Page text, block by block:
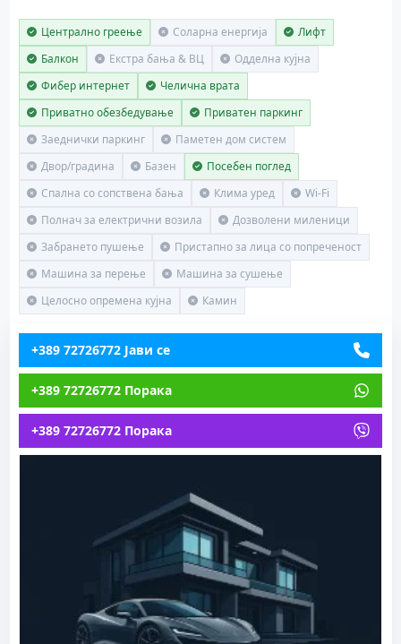
Централно греење Соларна енергија
Лифт
Балкон
Екстра бања & ВЦ
Одделна кујна
Фибер интернет
Челична врата
Приватно обезбедување
Приватен паркинг
Заеднички паркинг
Паметен дом систем
Двор/градина
Базен
Посебен поглед
Спална со сопствена бања
Клима уред
Wi-Fi
Полнач за електрични возила
Дозволени миленици
Забрането пушење
Пристапно за лица со попреченост
Машина за перење
Машина за сушење
Целосно опремена кујна
Камин
+389 72726772 Јави се
+389 72726772 Порака
+389 72726772 Порака